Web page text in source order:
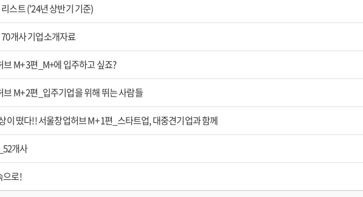
스트 ('24년 상반기 기준)
개사 기업소개자료
M+ 3편_M+에 입주하고 싶죠?
M+ 2편_입주기업을 위해 뛰는 사람들
이 떴다!! 서울창업허브 M+ 1편_스타트업, 대중견기업과 함께
개사
으로!